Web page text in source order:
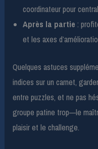
coordinateur pour
Après la partie :
et les axes
Quelques astuces
indices sur un carnet,
entre puzzles, et ne pas
groupe patine trop—le
plaisir et le challenge.